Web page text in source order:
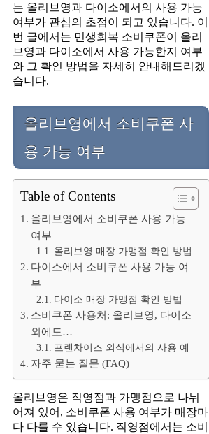
는 올리브영과 다이소에서의 사용 가능
여부가 관심의 초점이 되고 있습니다. 이
번 글에서는 민생회복 소비쿠폰이 올리
브영과 다이소에서 사용 가능한지 여부
와 그 확인 방법을 자세히 안내해드리겠
습니다.
올리브영에서 소비쿠폰 사
용 가능 여부
Table of Contents
올리브영에서 소비쿠폰 사용 가능
여부
올리브영 매장 가맹점 확인 방법
다이소에서 소비쿠폰 사용 가능 여
부
다이소 매장 가맹점 확인 방법
소비쿠폰 사용처: 올리브영, 다이소
외에도…
프랜차이즈 외식에서의 사용 예
자주 묻는 질문 (FAQ)
올리브영은 직영점과 가맹점으로 나뉘
어져 있어, 소비쿠폰 사용 여부가 매장마
다 다를 수 있습니다. 직영점에서는 소비